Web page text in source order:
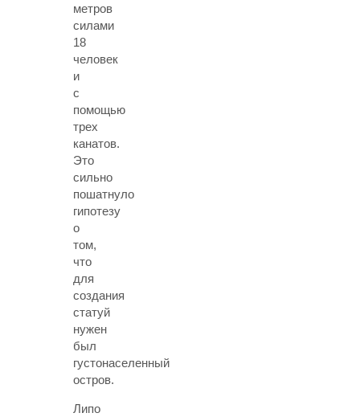
метров
силами
18
человек
и
с
помощью
трех
канатов.
Это
сильно
пошатнуло
гипотезу
о
том,
что
для
создания
статуй
нужен
был
густонаселенный
остров.
Липо